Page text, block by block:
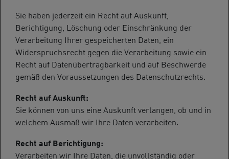
Sie haben jederzeit ein Recht auf Auskunft,
Berichtigung, Löschung oder Einschränkung der
Verarbeitung Ihrer gespeicherten Daten, ein
Widerspruchsrecht gegen die Verarbeitung sowie ein
Recht auf Datenübertragbarkeit und auf Beschwerde
gemäß den Voraussetzungen des Datenschutzrechts.
Recht auf Auskunft:
Sie können von uns eine Auskunft verlangen, ob und in
welchem Ausmaß wir Ihre Daten verarbeiten.
Recht auf Berichtigung:
Verarbeiten wir Ihre Daten, die unvollständig oder